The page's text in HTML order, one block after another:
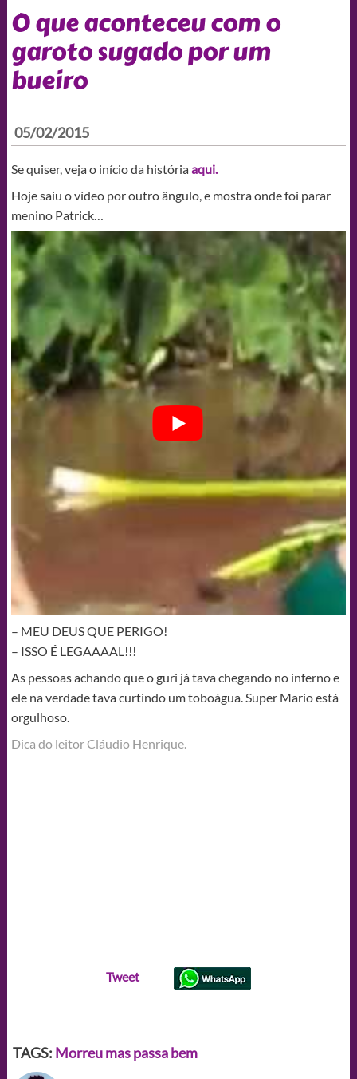
O que aconteceu com o
garoto sugado por um
bueiro
05/02/2015
Se quiser, veja o início da históriaaqui.
Hoje saiu o vídeo por outro ângulo, e mostra onde foi parar
menino Patrick…
– MEU DEUS QUE PERIGO!
– ISSO É LEGAAAAL!!!
As pessoas achando que o guri já tava chegando no inferno e
ele na verdade tava curtindo um toboágua. Super Mario está
orgulhoso.
Dica do leitor Cláudio Henrique.
Tweet
TAGS: Morreu mas passa bem